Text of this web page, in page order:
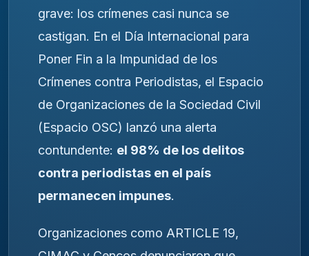
grave: los crímenes casi nunca se
castigan. En el Día Internacional para
Poner Fin a la Impunidad de los
Crímenes contra Periodistas, el Espacio
de Organizaciones de la Sociedad Civil
(Espacio OSC) lanzó una alerta
contundente: el 98% de los delitos
contra periodistas en el país
permanecen impunes.
Organizaciones como ARTICLE 19,